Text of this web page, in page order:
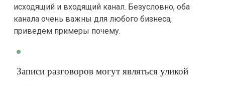
исходящий и входящий канал. Безусловно, оба
канала очень важны для любого бизнеса,
приведем примеры почему.
Записи разговоров могут являться уликой